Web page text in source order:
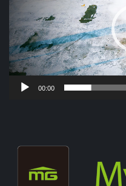
00:00